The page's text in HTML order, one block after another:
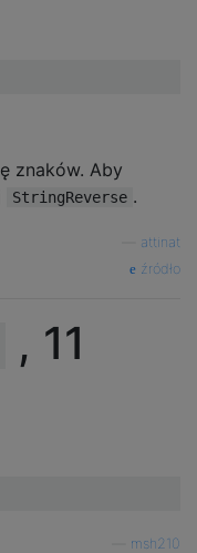
znaków. Aby
StringReverse .
attinat
źródło
, 11
msh210